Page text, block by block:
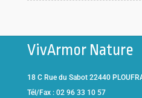
VivArmor Nature
18 C Rue du Sabot 22440
Tél/Fax : 02 96 33 10 57